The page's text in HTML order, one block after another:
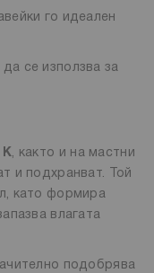
го идеален
се използва за
K, както и на мастни
и подхранват. Той
като формира
влагата
подобрява